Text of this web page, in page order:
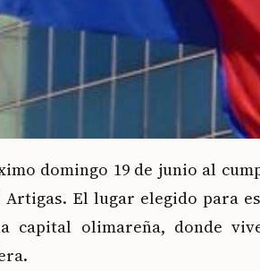
domingo 19 de junio al
Artigas. El lugar elegido para
capital olimareña, donde